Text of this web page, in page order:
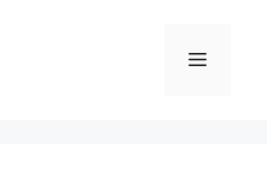
Menu